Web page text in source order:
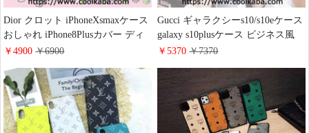
Dior クロット iPhoneXsmaxケース
おしゃれ iPhone8Plusカバー ディ
オール アイホンXR/Xカバー ピン
ス レディース向け 海外輸入新作
￥4900￥6900
Gucci ギャラクシーs10/s10eケース
galaxy s10plusケース ビジネス風
GGゴースト iPhoneXSMax/8 Plus
Galaxy S8/S9+/Note8スマホケース
高品質 男女兼用
￥5370￥7370